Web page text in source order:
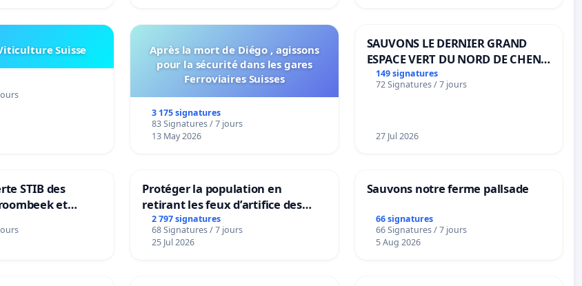
Suisse
Après la mort de Diégo , agissons
pour la sécurité dans les gares
Ferroviaires Suisses
3 175 signatures
83 Signatures / 7 jours
13 May 2026
SAUVONS LE DERNIER GRAND
ESPACE VERT DU NORD DE CHENE-
BOUGERIES
149 signatures
72 Signatures / 7 jours
27 Jul 2026
STIB des
et
MIVB-
wijken
Voor
Protéger la population en
retirant les feux d’artifice des
rayons
2 797 signatures
68 Signatures / 7 jours
25 Jul 2026
Sauvons notre ferme pallsade
66 signatures
66 Signatures / 7 jours
5 Aug 2026